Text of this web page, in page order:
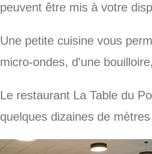
peuvent être mis à votre
Une petite cuisine vous
micro-ondes, d'une
Le restaurant La Table du
quelques dizaines de